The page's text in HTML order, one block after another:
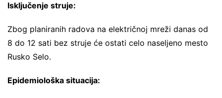
Isključenje struje:
Zbog planiranih radova na električnoj mreži danas od
8 do 12 sati bez struje će ostati celo naseljeno mesto
Rusko Selo.
Epidemiološka situacija: